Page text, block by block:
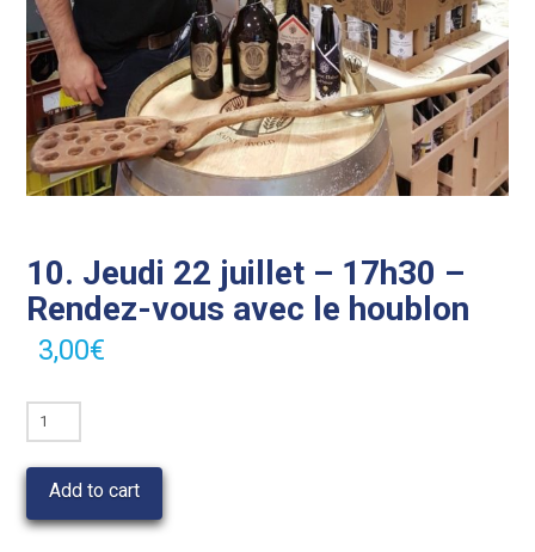
10. Jeudi 22 juillet – 17h30 –
Rendez-vous avec le houblon
3,00€
10.
Jeudi
22
juillet
-
Add to cart